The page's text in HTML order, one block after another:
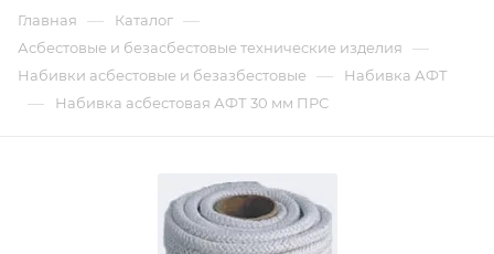
Главная — Каталог —
Асбестовые и безасбестовые технические изделия —
Набивки асбестовые и безазбестовые — Набивка АФТ
— Набивка асбестовая АФТ 30 мм ПРС